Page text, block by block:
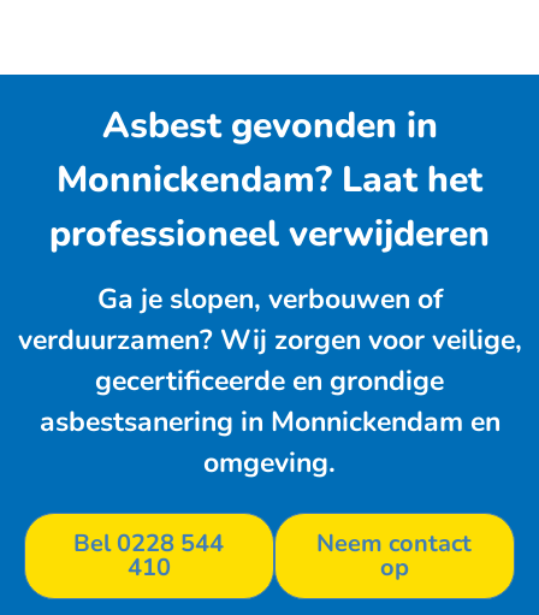
Asbest gevonden in
Monnickendam? Laat het
professioneel verwijderen
Ga je slopen, verbouwen of
verduurzamen? Wij zorgen voor veilige,
gecertificeerde en grondige
asbestsanering in Monnickendam en
omgeving.
Bel 0228 544
410
Neem contact
op